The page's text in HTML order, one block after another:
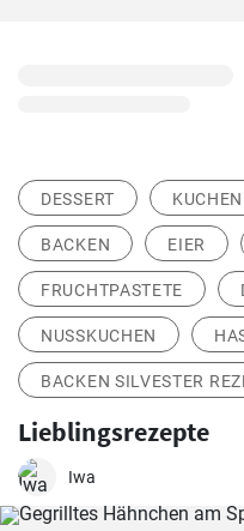
DESSERT
BACKEN EIER
FRUCHTPASTETE
NUSSKUCHEN
BACKEN SILVESTER
Lieblingsrezepte
Iwa